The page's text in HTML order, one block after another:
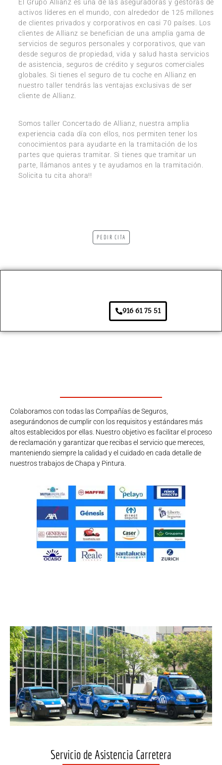
El Grupo Allianz es una de las aseguradoras y gestoras de
activos líderes en el mundo, con alrededor de 125 millones
de clientes privados y corporativos en casi 70 países. Los
clientes de Allianz se benefician de una amplia gama de
servicios de seguros personales y corporativos, que van
desde seguros de propiedad, vida y salud hasta servicios
de asistencia, seguros de crédito y seguros comerciales
globales. Si tienes el seguro de tu coche en Allianz en
nuestro taller tendrás las ventajas exclusivas de ser
cliente de Allianz.
Somos taller Concertado de Allianz, nuestra amplia
experiencia cada día con ellos, nos permiten tener los
conocimientos para ayudarte en la tramitación de los
partes que quieras tramitar. Si tienes que tramitar un
parte, llámanos antes y te ayudamos en la tramitación.
Solicita tu cita ahora!!
PEDIR CITA
916 61 75 51
Colaboramos con todas las Compañías de Seguros,
asegurándonos de cumplir con los requisitos y estándares más
altos establecidos por ellas. Nuestro objetivo es facilitar el proceso
de reclamación y garantizar que recibas el servicio que mereces,
manteniendo siempre la calidad y el cuidado en cada detalle de
nuestros trabajos de Chapa y Pintura.
Servicio de Asistencia Carretera